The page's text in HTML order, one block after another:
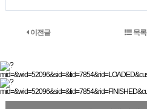
이전글 목록